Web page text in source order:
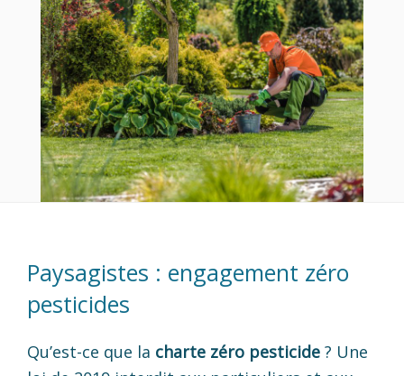
Paysagistes : engagement zéro
pesticides
Qu’est-ce que la charte zéro pesticide ? Une